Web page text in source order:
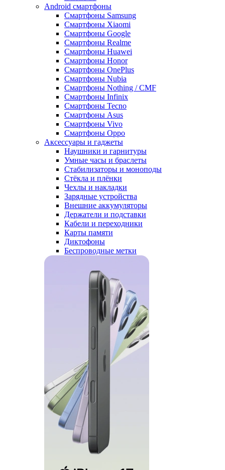
Android cмартфоны
Смартфоны Samsung
Смартфоны Xiaomi
Смартфоны Google
Смартфоны Realme
Смартфоны Huawei
Смартфоны Honor
Смартфоны OnePlus
Смартфоны Nubia
Смартфоны Nothing / CMF
Смартфоны Infinix
Смартфоны Tecno
Смартфоны Asus
Смартфоны Vivo
Смартфоны Oppo
Аксессуары и гаджеты
Наушники и гарнитуры
Умные часы и браслеты
Стабилизаторы и моноподы
Стёкла и плёнки
Чехлы и накладки
Зарядные устройства
Внешние аккумуляторы
Держатели и подставки
Кабели и переходники
Карты памяти
Диктофоны
Беспроводные метки